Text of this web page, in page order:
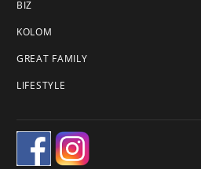
BIZ
KOLOM
GREAT FAMILY
LIFESTYLE